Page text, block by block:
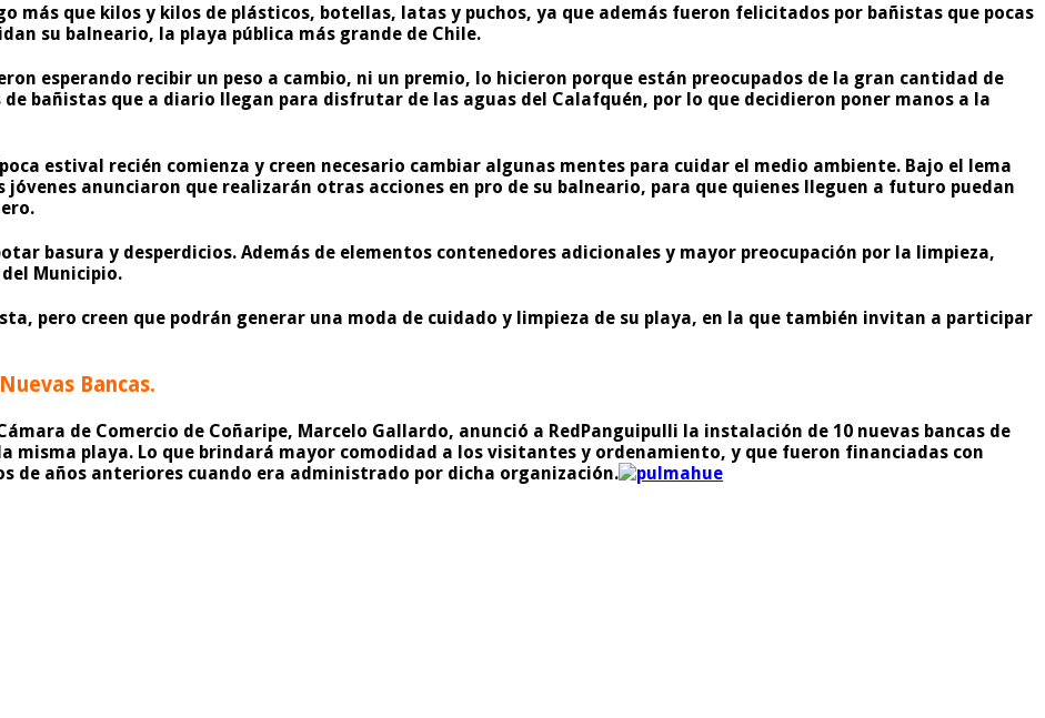
más que kilos y kilos de plásticos, botellas, latas y puchos, ya que además fueron felicitados por bañistas que pocas
su balneario, la playa pública más grande de Chile.
esperando recibir un peso a cambio, ni un premio, lo hicieron porque están preocupados de la gran cantidad de
bañistas que a diario llegan para disfrutar de las aguas del Calafquén, por lo que decidieron poner manos a la
estival recién comienza y creen necesario cambiar algunas mentes para cuidar el medio ambiente. Bajo el lema
anunciaron que realizarán otras acciones en pro de su balneario, para que quienes lleguen a futuro puedan
basura y desperdicios. Además de elementos contenedores adicionales y mayor preocupación por la limpieza,
Municipio.
pero creen que podrán generar una moda de cuidado y limpieza de su playa, en la que también invitan a participar
Bancas.
de Comercio de Coñaripe, Marcelo Gallardo, anunció a RedPanguipulli la instalación de 10 nuevas bancas de
misma playa. Lo que brindará mayor comodidad a los visitantes y ordenamiento, y que fueron financiadas con
de años anteriores cuando era administrado por dicha organización.